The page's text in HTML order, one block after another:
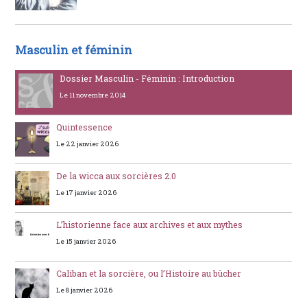
Masculin et féminin
Dossier Masculin - Féminin : Introduction
Le 11 novembre 2014
Quintessence
Le 22 janvier 2026
De la wicca aux sorcières 2.0
Le 17 janvier 2026
L’historienne face aux archives et aux mythes
Le 15 janvier 2026
Caliban et la sorcière, ou l’Histoire au bûcher
Le 8 janvier 2026